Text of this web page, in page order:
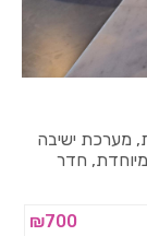
מערכת ישיבה
מיוחדת, חדר
₪700